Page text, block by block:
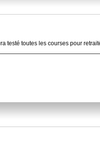
testé toutes les courses pour